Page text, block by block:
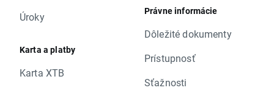
Úroky
Karta a platby
Karta XTB
Právne informácie
Dôležité dokumenty
Prístupnosť
Sťažnosti